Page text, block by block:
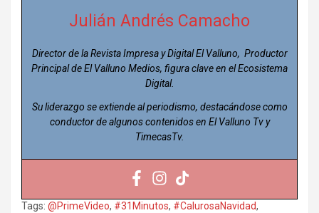
Julián Andrés Camacho
Director de la Revista Impresa y Digital El Valluno, Productor
Principal de El Valluno Medios, figura clave en el Ecosistema
Digital.
Su liderazgo se extiende al periodismo, destacándose como
conductor de algunos contenidos en El Valluno Tv y
TimecasTv.
Tags: @PrimeVideo, #31Minutos, #CalurosaNavidad,